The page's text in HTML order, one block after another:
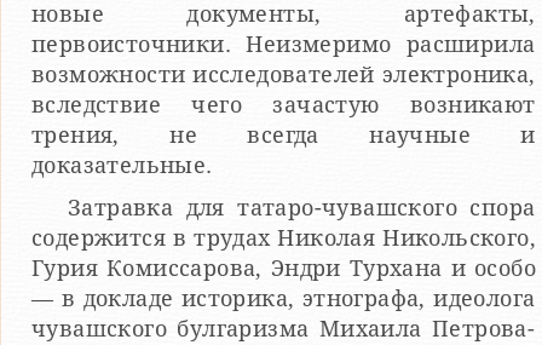
новые документы, артефакты,
первоисточники. Неизмеримо расширила
возможности исследователей электроника,
вследствие чего зачастую возникают
трения, не всегда научные и
доказательные.
Затравка для татаро-чувашского спора
содержится в трудах Николая Никольского,
Гурия Комиссарова, Эндри Турхана и особо
— в докладе историка, этнографа, идеолога
чувашского булгаризма Михаила Петрова-